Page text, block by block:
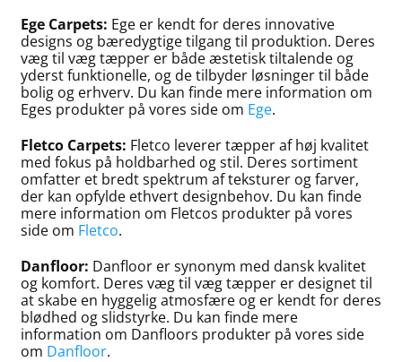
Ege Carpets: Ege er kendt for deres innovative
designs og bæredygtige tilgang til produktion. Deres
væg til væg tæpper er både æstetisk tiltalende og
yderst funktionelle, og de tilbyder løsninger til både
bolig og erhverv. Du kan finde mere information om
Eges produkter på vores side om Ege.
Fletco Carpets: Fletco leverer tæpper af høj kvalitet
med fokus på holdbarhed og stil. Deres sortiment
omfatter et bredt spektrum af teksturer og farver,
der kan opfylde ethvert designbehov. Du kan finde
mere information om Fletcos produkter på vores
side om Fletco.
Danfloor: Danfloor er synonym med dansk kvalitet
og komfort. Deres væg til væg tæpper er designet til
at skabe en hyggelig atmosfære og er kendt for deres
blødhed og slidstyrke. Du kan finde mere
information om Danfloors produkter på vores side
om Danfloor.